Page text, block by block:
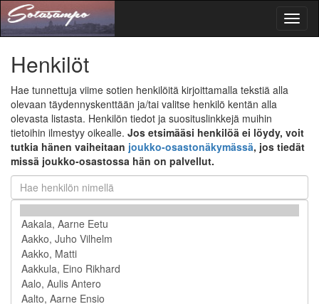
Henkilöt
Hae tunnettuja viime sotien henkilöitä kirjoittamalla tekstiä alla
olevaan täydennyskenttään ja/tai valitse henkilö kentän alla
olevasta listasta. Henkilön tiedot ja suosituslinkkejä muihin
tietoihin ilmestyy oikealle. Jos etsimääsi henkilöä ei löydy, voit
tutkia hänen vaiheitaan joukko-osastonäkymässä, jos tiedät
missä joukko-osastossa hän on palvellut.